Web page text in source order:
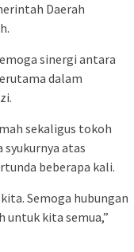
Daerah
sinergi antara
dalam
sekaligus tokoh
syukurnya atas
beberapa kali.
Semoga hubungan
untuk kita semua,”